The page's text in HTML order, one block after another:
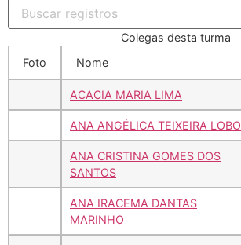
Colegas desta turma
Foto
Nome
ACACIA MARIA LIMA
ANA ANGÉLICA TEIXEIRA LOBO
ANA CRISTINA GOMES DOS
SANTOS
ANA IRACEMA DANTAS
MARINHO